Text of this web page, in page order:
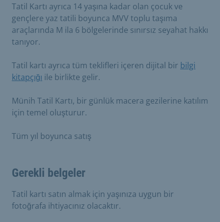
Tatil Kartı ayrıca 14 yaşına kadar olan çocuk ve
gençlere yaz tatili boyunca MVV toplu taşıma
araçlarında M ila 6 bölgelerinde sınırsız seyahat hakkı
tanıyor.
Tatil kartı ayrıca tüm teklifleri içeren dijital bir bilgi
kitapçığı ile birlikte gelir.
Münih Tatil Kartı, bir günlük macera gezilerine katılım
için temel oluşturur.
Tüm yıl boyunca satış
Gerekli belgeler
Tatil kartı satın almak için yaşınıza uygun bir
fotoğrafa ihtiyacınız olacaktır.